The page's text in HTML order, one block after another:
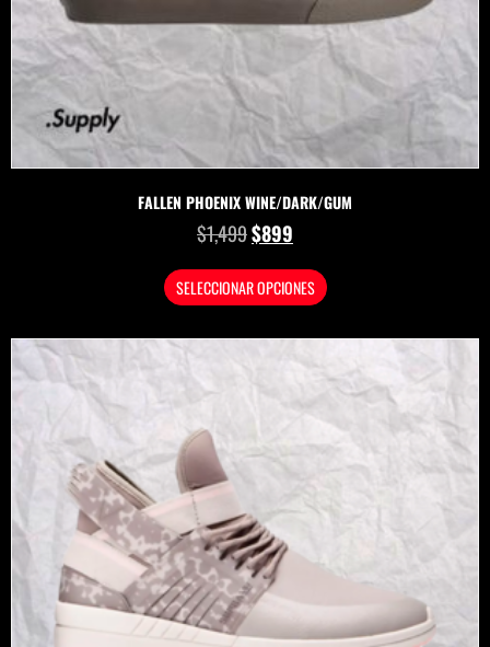
FALLEN PHOENIX WINE/DARK/GUM
$1,499$899
SELECCIONAR OPCIONES